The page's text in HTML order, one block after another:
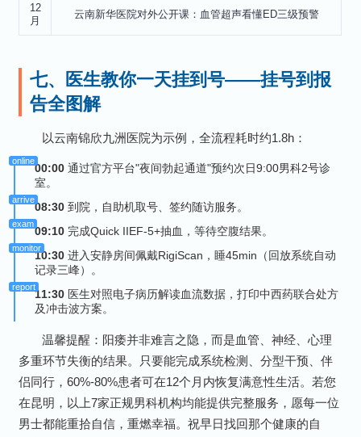
12
月
云南新华医院对外公开课：血管超声看懂ED三级预警
七、医生教你一天挂到号——挂号到报
告全图解
以云南锦欣九洲医院为示例，全流程耗时约1.8h：
00:00 通过官方平台"夜间勃起通道"预约次日9:00男科2号诊
室。
08:30 到院，自助机取号、签约随访服务。
09:10 完成Quick IIEF-5+抽血，等待空腹结果。
10:30 进入安静房间佩戴RigiScan，睡45min（回放系统自动
记录三峰）。
11:30 医生对照电子病历解读血流数据，打印中西药联合处方
及冲击波方案。
温馨提醒：阳痿并非难言之隐，而是血管、神经、心理
多重环节失衡的结果。只要能完成系统检测、分型干预、伴
侣同行，60%-80%患者可在12个月内恢复满意性生活。若您
在昆明，以上7家正规男科机构均能提供完整服务，愿每一位
男士都能重拾自信，重燃幸福。祝早日找回那个健康的自